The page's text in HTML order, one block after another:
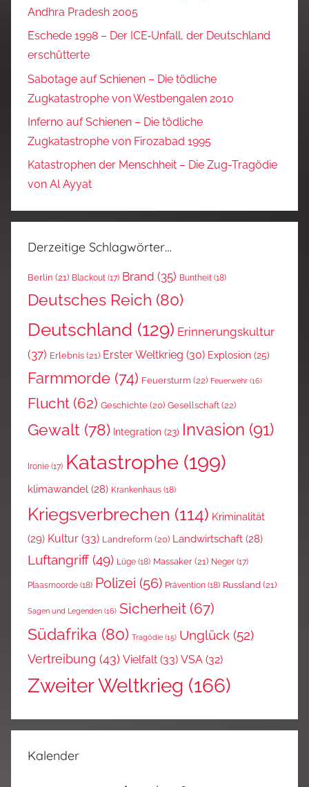
Andhra Pradesh 2005
Eschede 1998 – Der ICE‑Unfall, der Deutschland
erschütterte
Sabotage auf Schienen – Die tödliche
Zugkatastrophe von Westbengalen 2010
Inferno auf Schienen – Die tödliche
Zugkatastrophe von Firozabad 1995
Katastrophen der Menschheit – Die Zug-Tragödie
von Al Ayyat
Derzeitige Schlagwörter…
Berlin (21) Blackout (17) Brand (35) Buntheit (18)
Deutsches Reich (80)
Deutschland (129) Erinnerungskultur
(37) Erlebnis (21) Erster Weltkrieg (30) Explosion (25)
Farmmorde (74) Feuersturm (22) Feuerwehr (16)
Flucht (62) Geschichte (20) Gesellschaft(22)
Gewalt (78) Integration (23) Invasion (91)
Ironie (17) Katastrophe (199)
klimawandel (28) Krankenhaus (18)
Kriegsverbrechen (114) Kriminalität
(29) Kultur (33) Landreform (20) Landwirtschaft (28)
Luftangriff (49) Lüge (18) Massaker (21) Neger (17)
Plaasmoorde (18) Polizei (56) Prävention (18) Russland (21)
Sagen und Legenden (16) Sicherheit (67)
Südafrika (80) Tragödie (15) Unglück (52)
Vertreibung (43) Vielfalt (33) VSA (32)
Zweiter Weltkrieg (166)
Kalender